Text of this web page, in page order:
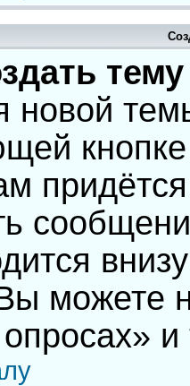
новой
можете
и